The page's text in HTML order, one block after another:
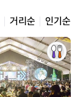
거리순 인기순